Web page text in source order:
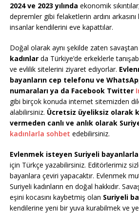
2024 ve 2023 yılında ekonomik
depremler gibi felaketlerin ardını
insanlar kendilerini eve kapattılar.
Doğal olarak aynı şekilde zaten
kadınlar da Türkiye’de erkeklerle
ve evlilik sitelerini ziyaret ediyorlar.
bayanların cep telefonu ve
numaraları ya da Facebook Twitter
gibi birçok konuda internet sitemizden
alabilirsiniz. Ücretsiz üyeliksiz olarak
vermeden canlı ve anlık olarak
kadınlarla sohbet edebilirsiniz.
Evlenmek isteyen Suriyeli
için Türkçe yazabilirsiniz. Editörlerimiz
bayanlara çeviri yapacaktır. Evlenmek
Suriyeli kadınların en doğal hakkıdır.
eşini kocasını kaybetmiş olan Suriyeli
kendilerine yeni bir yuva kurabilmek ve